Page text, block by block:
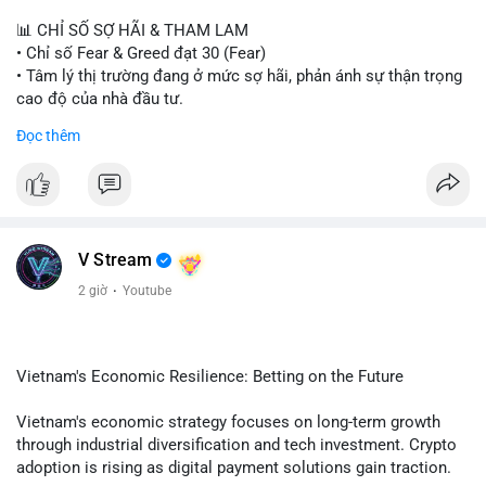
📊 CHỈ SỐ SỢ HÃI & THAM LAM
• Chỉ số Fear & Greed đạt 30 (Fear)
• Tâm lý thị trường đang ở mức sợ hãi, phản ánh sự thận trọng
cao độ của nhà đầu tư.
📈 XU HƯỚNG TÌM KIẾM & THẢO LUẬN
CASHCAT, CRO.
• Google Trends Việt Nam: Giá vàng thế giới, Giải bóng đá
Ngoại hạng Anh, Tin 24h, Trường đại học.
hơn nhiều so với kỳ vọng.
tháng 9; Thượng nghị sĩ Warren yêu cầu luật pháp không do
ngành crypto tự viết.
• Binance Square: Cộng đồng tập trung thảo luận về các lệnh
Đọc thêm
V Stream
2 giờ · Youtube
Vietnam's Economic Resilience: Betting on the Future
Vietnam's economic strategy focuses on long-term growth
through industrial diversification and tech investment. Crypto
adoption is rising as digital payment solutions gain traction.